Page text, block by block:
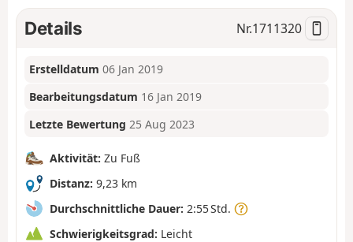
Details Nr.1711320
Erstelldatum 06 Jan 2019
Bearbeitungsdatum 16 Jan 2019
Letzte Bewertung 25 Aug 2023
Aktivität: Zu Fuß
Distanz: 9,23 km
Durchschnittliche Dauer: 2:55 Std.
Schwierigkeitsgrad: Leicht